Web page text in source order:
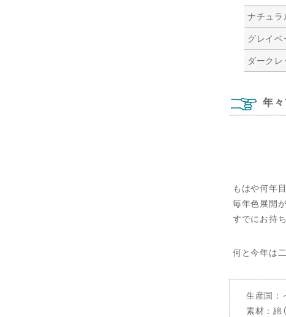
ナチュラ
グレイベ
ダーク
年
もはや何年
毎年色展開
すでにお持
何と今年は
生産国：
素材：綿